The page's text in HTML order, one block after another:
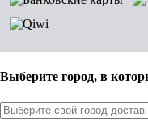
Выберите город, в